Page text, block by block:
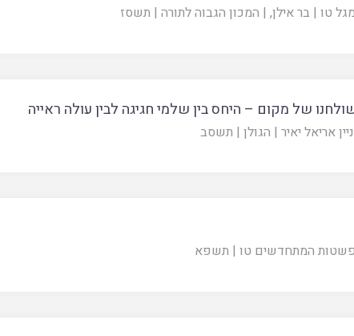
מגל טו |בר אילן, | המכון הגבוה לתורה | תשסז
של מקום – היחס בין שלמי חגיגה לבין עולה ראייה
אריאל יאיר | הגולן | תשסב
פשטות המתחדשים טו | תשפא